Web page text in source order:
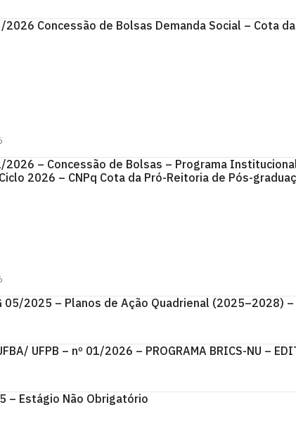
2026 Concessão de Bolsas Demanda Social – Cota
2026 – Concessão de Bolsas – Programa
2026 – CNPq Cota da Pró-Reitoria de Pós-
05/2025 – Planos de Ação Quadrienal (2025–2028)
UFPB – nº 01/2026 – PROGRAMA BRICS-NU –
– Estágio Não Obrigatório